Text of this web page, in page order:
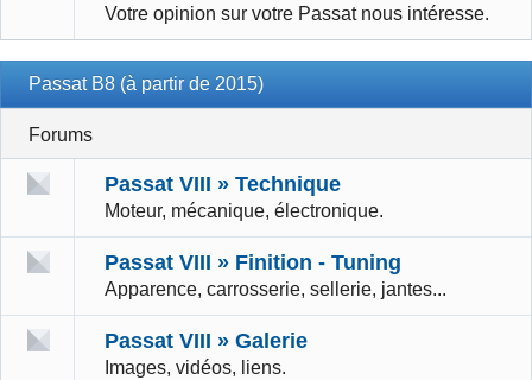
Votre opinion sur votre Passat nous intéresse.
Passat B8 (à partir de 2015)
Forums
Passat VIII » Technique
Moteur, mécanique, électronique.
Passat VIII » Finition - Tuning
Apparence, carrosserie, sellerie, jantes...
Passat VIII » Galerie
Images, vidéos, liens.